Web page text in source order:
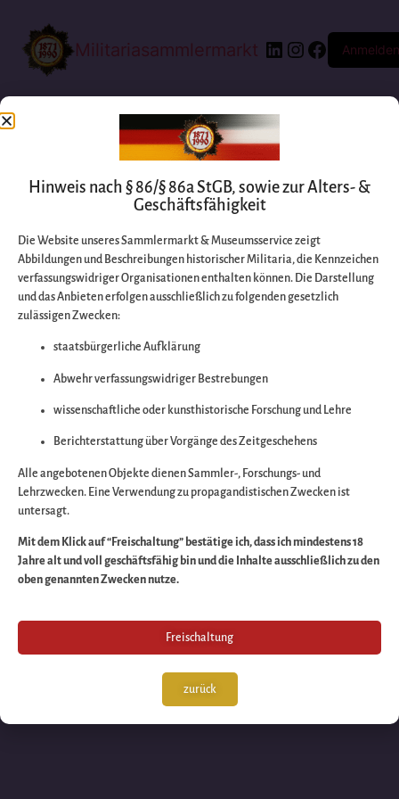
Militariasammlermarkt Anmelden
Entschuldigen Sie
bitte die
Wir arbeiten an
großartigen Sache
schauen Sie bald
wieder vorbei!
Hinweis nach § 86/§ 86a StGB, sowie zur Alters- &
Geschäftsfähigkeit
Die Website unseres Sammlermarkt & Museumsservice zeigt
Abbildungen und Beschreibungen historischer Militaria, die Kennzeichen
verfassungswidriger Organisationen enthalten können. Die Darstellung
und das Anbieten erfolgen ausschließlich zu folgenden gesetzlich
zulässigen Zwecken:
staatsbürgerliche Aufklärung
Abwehr verfassungswidriger Bestrebungen
wissenschaftliche oder kunsthistorische Forschung und Lehre
Berichterstattung über Vorgänge des Zeitgeschehens
Alle angebotenen Objekte dienen Sammler-, Forschungs- und
Lehrzwecken. Eine Verwendung zu propagandistischen Zwecken ist
untersagt.
Mit dem Klick auf “Freischaltung” bestätige ich, dass ich mindestens 18
Jahre alt und voll geschäftsfähig bin und die Inhalte ausschließlich zu den
oben genannten Zwecken nutze.
Freischaltung
zurück